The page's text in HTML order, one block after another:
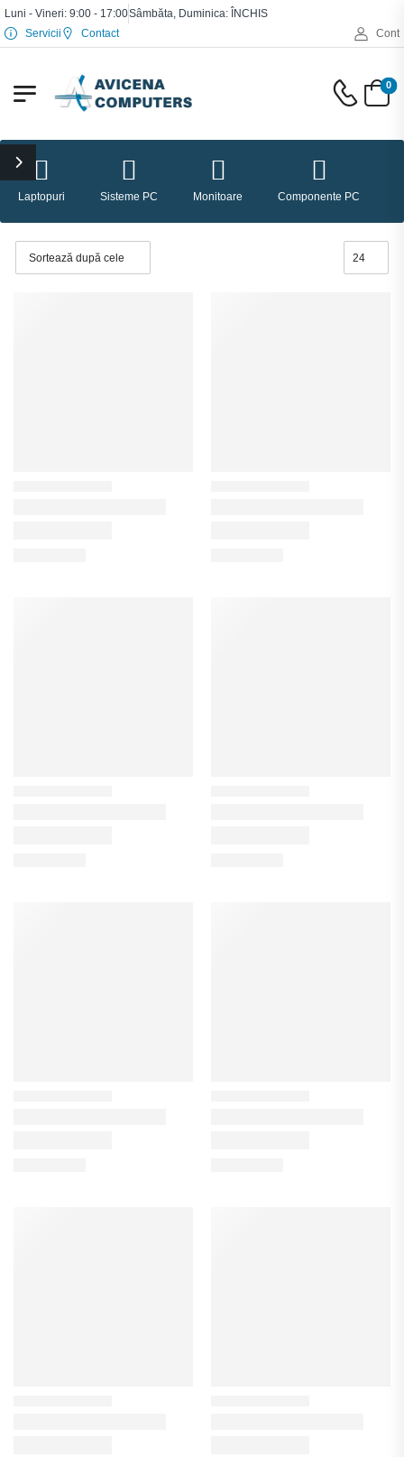
Luni - Vineri: 9:00 - 17:00Sâmbăta, Duminica: ÎNCHIS
Servicii
Contact Cont
0
Laptopuri Sisteme PC Monitoare Componente PC